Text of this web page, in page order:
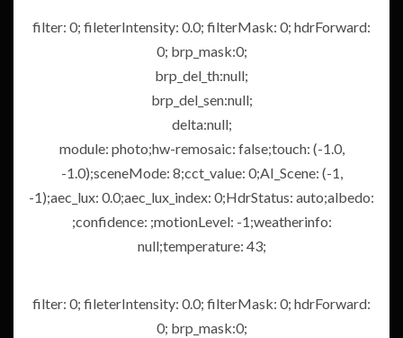
filter: 0; fileterIntensity: 0.0; filterMask: 0; hdrForward:
0; brp_mask:0;
brp_del_th:null;
brp_del_sen:null;
delta:null;
module: photo;hw-remosaic: false;touch: (-1.0,
-1.0);sceneMode: 8;cct_value: 0;AI_Scene: (-1,
-1);aec_lux: 0.0;aec_lux_index: 0;HdrStatus: auto;albedo:
;confidence: ;motionLevel: -1;weatherinfo:
null;temperature: 43;
filter: 0; fileterIntensity: 0.0; filterMask: 0; hdrForward:
0; brp_mask:0;